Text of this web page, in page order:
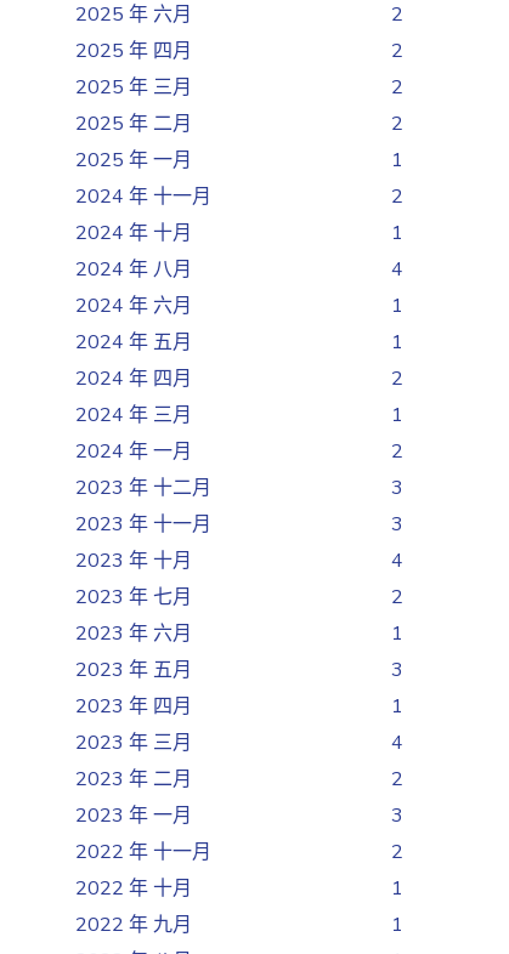
2025 年 六月
2
2025 年 四月
2
2025 年 三月
2
2025 年 二月
2
2025 年 一月
1
2024 年 十一月
2
2024 年 十月
1
2024 年 八月
4
2024 年 六月
1
2024 年 五月
1
2024 年 四月
2
2024 年 三月
1
2024 年 一月
2
2023 年 十二月
3
2023 年 十一月
3
2023 年 十月
4
2023 年 七月
2
2023 年 六月
1
2023 年 五月
3
2023 年 四月
1
2023 年 三月
4
2023 年 二月
2
2023 年 一月
3
2022 年 十一月
2
2022 年 十月
1
2022 年 九月
1